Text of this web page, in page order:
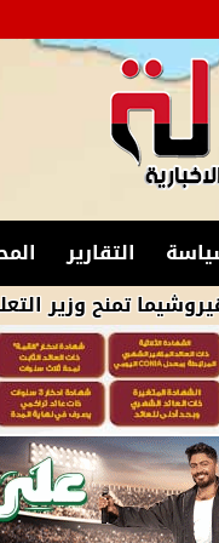
التقارير
التعليم درجة